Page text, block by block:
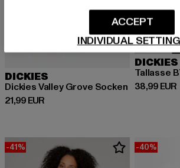
DICKIES
Dickies Valley Grove Socken
21,99 EUR
Derzeitiger Preis: 21,99 EUR
DICKIES
Tallasse
38,99 EUR
Derzeitiger
-41% -40%
INDIVIDUAL
ACCEPT